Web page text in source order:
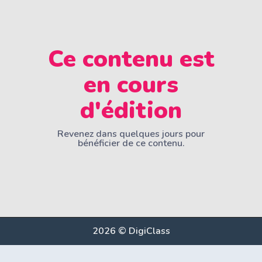
Ce contenu est
en cours
d'édition
Revenez dans quelques jours pour
bénéficier de ce contenu.
2026 © DigiClass